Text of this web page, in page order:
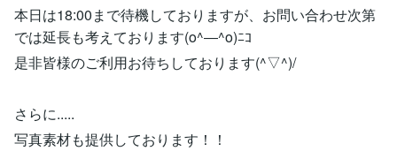
本日は18:00まで待機しておりますが、お問い合わせ次第
では延長も考えております(o^―^o)ﾆｺ
是非皆様のご利用お待ちしております(^▽^)/
さらに.....
写真素材も提供しております！！